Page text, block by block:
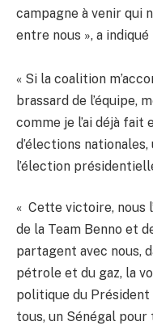
campagne à venir qui
entre nous », a
« Si la coalition
brassard de l’équipe,
comme je l’ai déjà fait
d’élections
l’élection
« Cette victoire, nous
de la Team Benno et
partagent avec nous,
pétrole et du gaz, la
politique du Président
tous, un Sénégal pour